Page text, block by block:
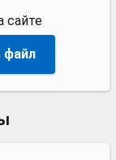
сайте
файл